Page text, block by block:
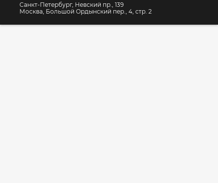
Санкт-Петербург, Невский пр., 139
Москва, Большой Ордынский пер., 4, стр. 2